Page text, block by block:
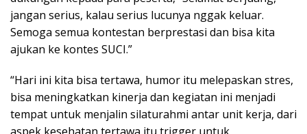
jangan serius, kalau serius lucunya nggak keluar.
Semoga semua kontestan berprestasi dan bisa kita
ajukan ke kontes SUCI.”
“Hari ini kita bisa tertawa, humor itu melepaskan stres,
bisa meningkatkan kinerja dan kegiatan ini menjadi
tempat untuk menjalin silaturahmi antar unit kerja, dari